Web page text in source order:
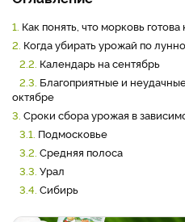
1. Как понять, что морковь готова
2. Когда убирать урожай по
2.2. Календарь на сентябрь
2.3. Благоприятные и
октябре
3. Сроки сбора урожая в
3.1. Подмосковье
3.2. Средняя полоса
3.3. Урал
3.4. Сибирь